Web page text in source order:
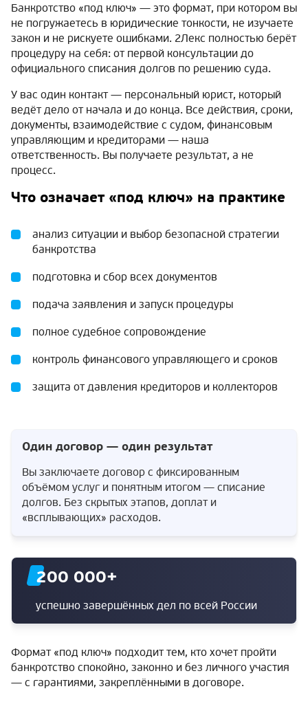
Банкротство «под ключ» — это формат, при котором вы
не погружаетесь в юридические тонкости, не изучаете
закон и не рискуете ошибками. 2Лекс полностью берёт
процедуру на себя: от первой консультации до
официального списания долгов по решению суда.
У вас один контакт — персональный юрист, который
ведёт дело от начала и до конца. Все действия, сроки,
документы, взаимодействие с судом, финансовым
управляющим и кредиторами — наша
ответственность. Вы получаете результат, а не
процесс.
Что означает «под ключ» на практике
анализ ситуации и выбор безопасной стратегии
банкротства
подготовка и сбор всех документов
подача заявления и запуск процедуры
полное судебное сопровождение
контроль финансового управляющего и сроков
защита от давления кредиторов и коллекторов
Один договор — один результат
Вы заключаете договор с фиксированным
объёмом услуг и понятным итогом — списание
долгов. Без скрытых этапов, доплат и
«всплывающих» расходов.
200 000+
успешно завершённых дел по всей России
Формат «под ключ» подходит тем, кто хочет пройти
банкротство спокойно, законно и без личного участия
— с гарантиями, закреплёнными в договоре.